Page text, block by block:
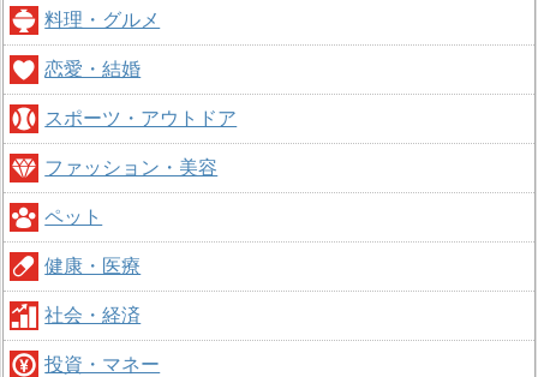
料理・グルメ
恋愛・結婚
スポーツ・アウトドア
ファッション・美容
ペット
健康・医療
社会・経済
投資・マネー